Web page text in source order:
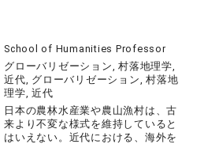
School of Humanities Professor
グローバリゼーション, 村落地理学,
近代, グローバリゼーション, 村落地
理学, 近代
日本の農林水産業や農山漁村は、古
来より不変な様式を維持していると
はいえない。近代における、海外を